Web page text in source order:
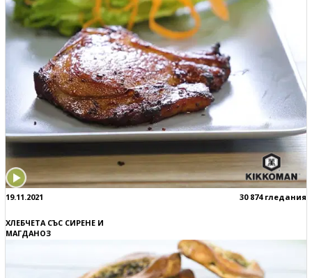
19.11.2021 30 874 гледания
ХЛЕБЧЕТА СЪС СИРЕНЕ И
МАГДАНОЗ